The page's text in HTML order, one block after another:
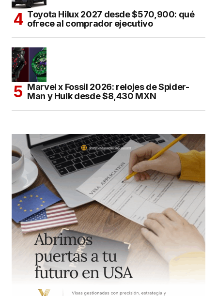
Toyota Hilux 2027 desde $570,900: qué
ofrece al comprador ejecutivo
Marvel x Fossil 2026: relojes de Spider-
Man y Hulk desde $8,430 MXN